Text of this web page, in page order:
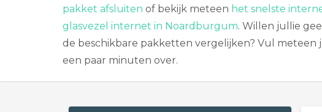
pakket afsluiten of bekijk meteen het snelste
glasvezel internet in Noardburgum. Willen jullie
de beschikbare pakketten vergelijken? Vul
een paar minuten over.